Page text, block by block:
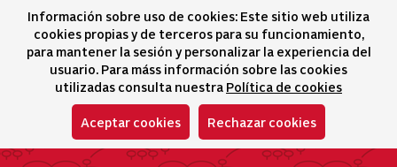
Información sobre uso de cookies: Este sitio web utiliza
cookies propias y de terceros para su funcionamiento,
para mantener la sesión y personalizar la experiencia del
usuario. Para máss información sobre las cookies
utilizadas consulta nuestra Política de cookies
Aceptar cookies Rechazar cookies
Sélecteur de
icono
Lácteos, quesos y mantequillas